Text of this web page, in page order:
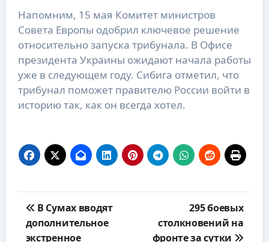
Напомним, 15 мая Комитет министров
Совета Европы одобрил ключевое решение
относительно запуска трибунала. В Офисе
президента Украины ожидают начала работы
уже в следующем году. Сибига отметил, что
трибунал поможет правителю России войти в
историю так, как он всегда хотел.
по
записям
В Сумах вводят
дополнительное
экстренное
295 боевых
столкновений на
фронте за сутки